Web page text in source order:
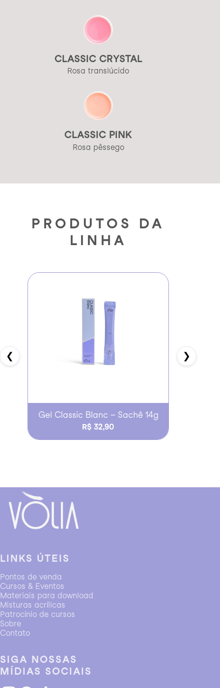
CLASSIC CRYSTAL
Rosa translúcido
CLASSIC PINK
Rosa pêssego
PRODUTOS DA
LINHA
❮
Gel Classic Blanc – Sachê 14g
R$ 32,90
❯
LINKS ÚTEIS
Pontos de venda
Cursos & Eventos
Materiais para download
Misturas acrílicas
Patrocínio de cursos
Sobre
Contato
SIGA NOSSAS
MÍDIAS SOCIAIS